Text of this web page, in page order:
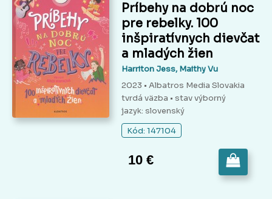
Príbehy na dobrú noc
pre rebelky. 100
inšpiratívnych dievčat
a mladých žien
Harriton Jess, Maithy Vu
2023 • Albatros Media Slovakia
tvrdá väzba • stav výborný
jazyk: slovenský
Kód: 147104
10 €